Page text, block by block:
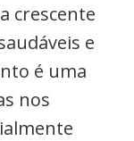
crescente
e
é uma
nos